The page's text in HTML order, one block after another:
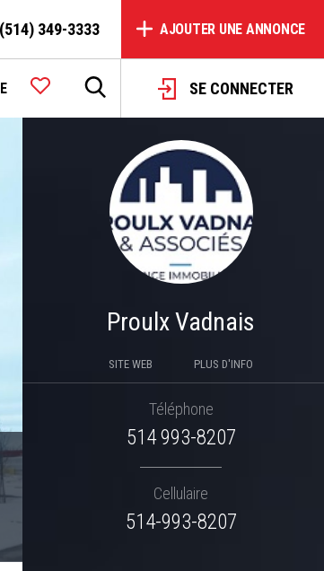
349-3333 AJOUTER UNE ANNONCE
SE CONNECTER
Proulx Vadnais
SITE WEB PLUS D'INFO
Téléphone
514 993-8207
Cellulaire
514-993-8207